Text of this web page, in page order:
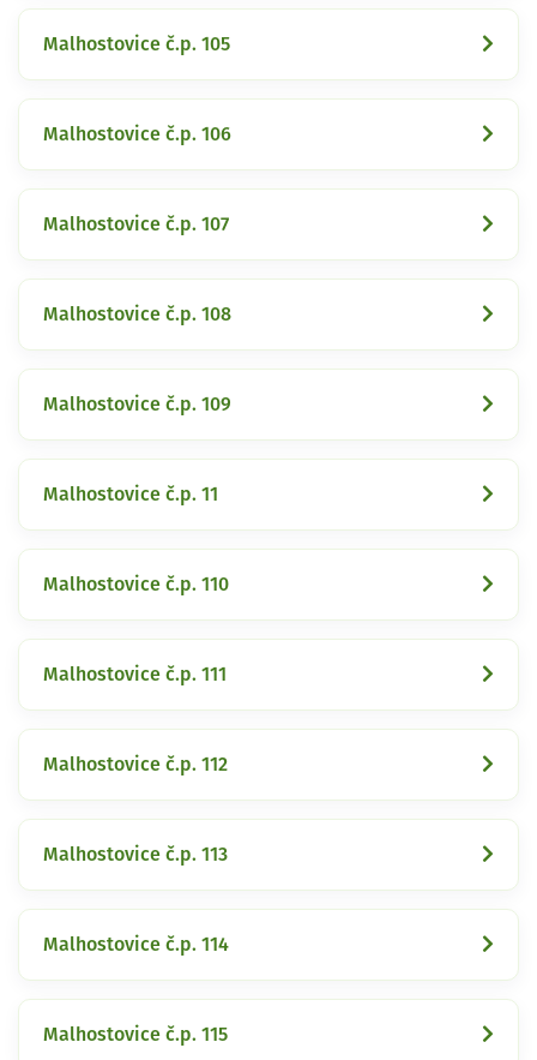
Malhostovice č.p. 105
Malhostovice č.p. 106
Malhostovice č.p. 107
Malhostovice č.p. 108
Malhostovice č.p. 109
Malhostovice č.p. 11
Malhostovice č.p. 110
Malhostovice č.p. 111
Malhostovice č.p. 112
Malhostovice č.p. 113
Malhostovice č.p. 114
Malhostovice č.p. 115